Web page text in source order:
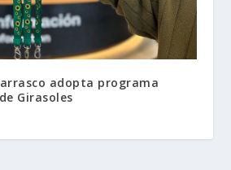
adopta programa
Girasoles